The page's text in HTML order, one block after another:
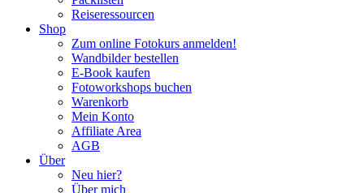
Reiseressourcen
Shop
Zum online Fotokurs anmelden!
Wandbilder bestellen
E-Book kaufen
Fotoworkshops buchen
Warenkorb
Mein Konto
Affiliate Area
AGB
Über
Neu hier?
Über mich